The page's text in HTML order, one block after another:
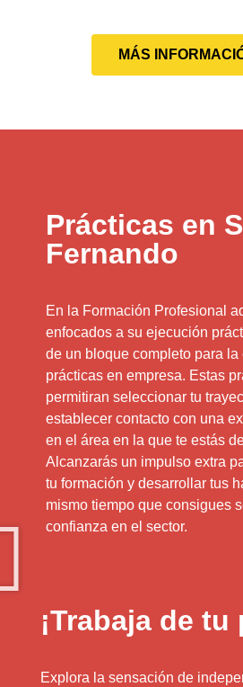
MÁS
Prácticas en
Fernando
En la Formación Profesional
enfocados a su ejecución
de un bloque completo para
prácticas en empresa. Estas
permitiran seleccionar tu
establecer contacto con una
en el área en la que te estás
Alcanzarás un impulso extra
tu formación y desarrollar tus
mismo tiempo que consigues
confianza en el sector.
¡Trabaja de tu
Explora la sensación de